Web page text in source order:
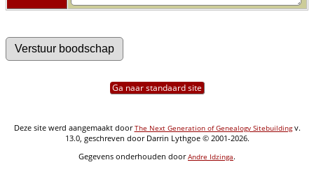
Ga naar standaard site
Deze site werd aangemaakt doorThe Next Generation of Genealogy Sitebuildingv.
13.0, geschreven door Darrin Lythgoe © 2001-2026.
Gegevens onderhouden doorAndre Idzinga.